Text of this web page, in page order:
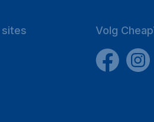
sites Volg